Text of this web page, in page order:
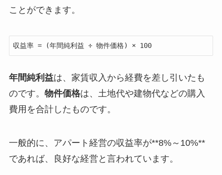
ことができます。
収益率 = (年間純利益 ÷ 物件価格) × 100
年間純利益は、家賃収入から経費を差し引いたも
のです。 物件価格は、土地代や建物代などの購入
費用を合計したものです。
一般的に、アパート経営の収益率が**8%～10%**
であれば、良好な経営と言われています。